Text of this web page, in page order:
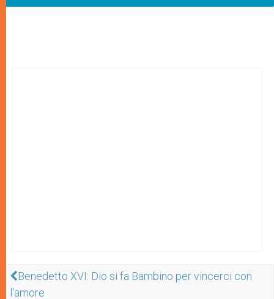
Benedetto XVI: Dio si fa Bambino per vincerci con
l'amore